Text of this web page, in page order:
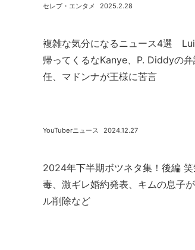
複雑な気分になるニュース4選
帰ってくるなKanye、P. Diddyの
任、マドンナが王様に苦言
2025.2.28
セレブ・エンタメ
2024年下半期ボツネタ集！後編 笑
毒、激ギレ婚約発表、キムの息子
ル削除など
2024.12.27
YouTuberニュース